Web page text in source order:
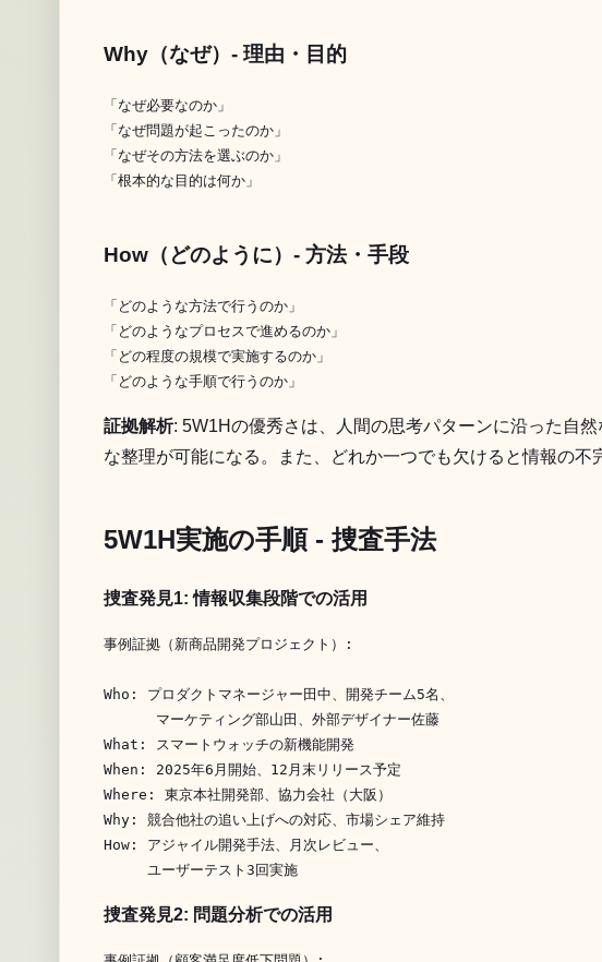
Why（なぜ）- 理由・目的
「なぜ必要なのか」
「なぜ問題が起こったのか」
「なぜその方法を選ぶのか」
How（どのように）- 方法・手段
「どのような方法で行うのか」
「どのようなプロセスで進めるのか」
「どの程度の規模で実施するのか」
証拠解析: 5W1Hの優秀さは、人間の思考パターンに沿った自
な整理が可能になる。また、どれか一つでも欠けると情報の不
5W1H実施の手順 - 捜査手法
捜査発見1: 情報収集段階での活用
事例証拠（新商品開発プロジェクト）:
Who: プロダクトマネージャー田中、開発チーム5名、
      マーケティング部山田、外部デザイナー佐藤
What: スマートウォッチの新機能開発
When: 2025年6月開始、12月末リリース予定
Where: 東京本社開発部、協力会社（大阪）
Why: 競合他社の追い上げへの対応、市場シェア維持
How: アジャイル開発手法、月次レビュー、
捜査発見2: 問題分析での活用